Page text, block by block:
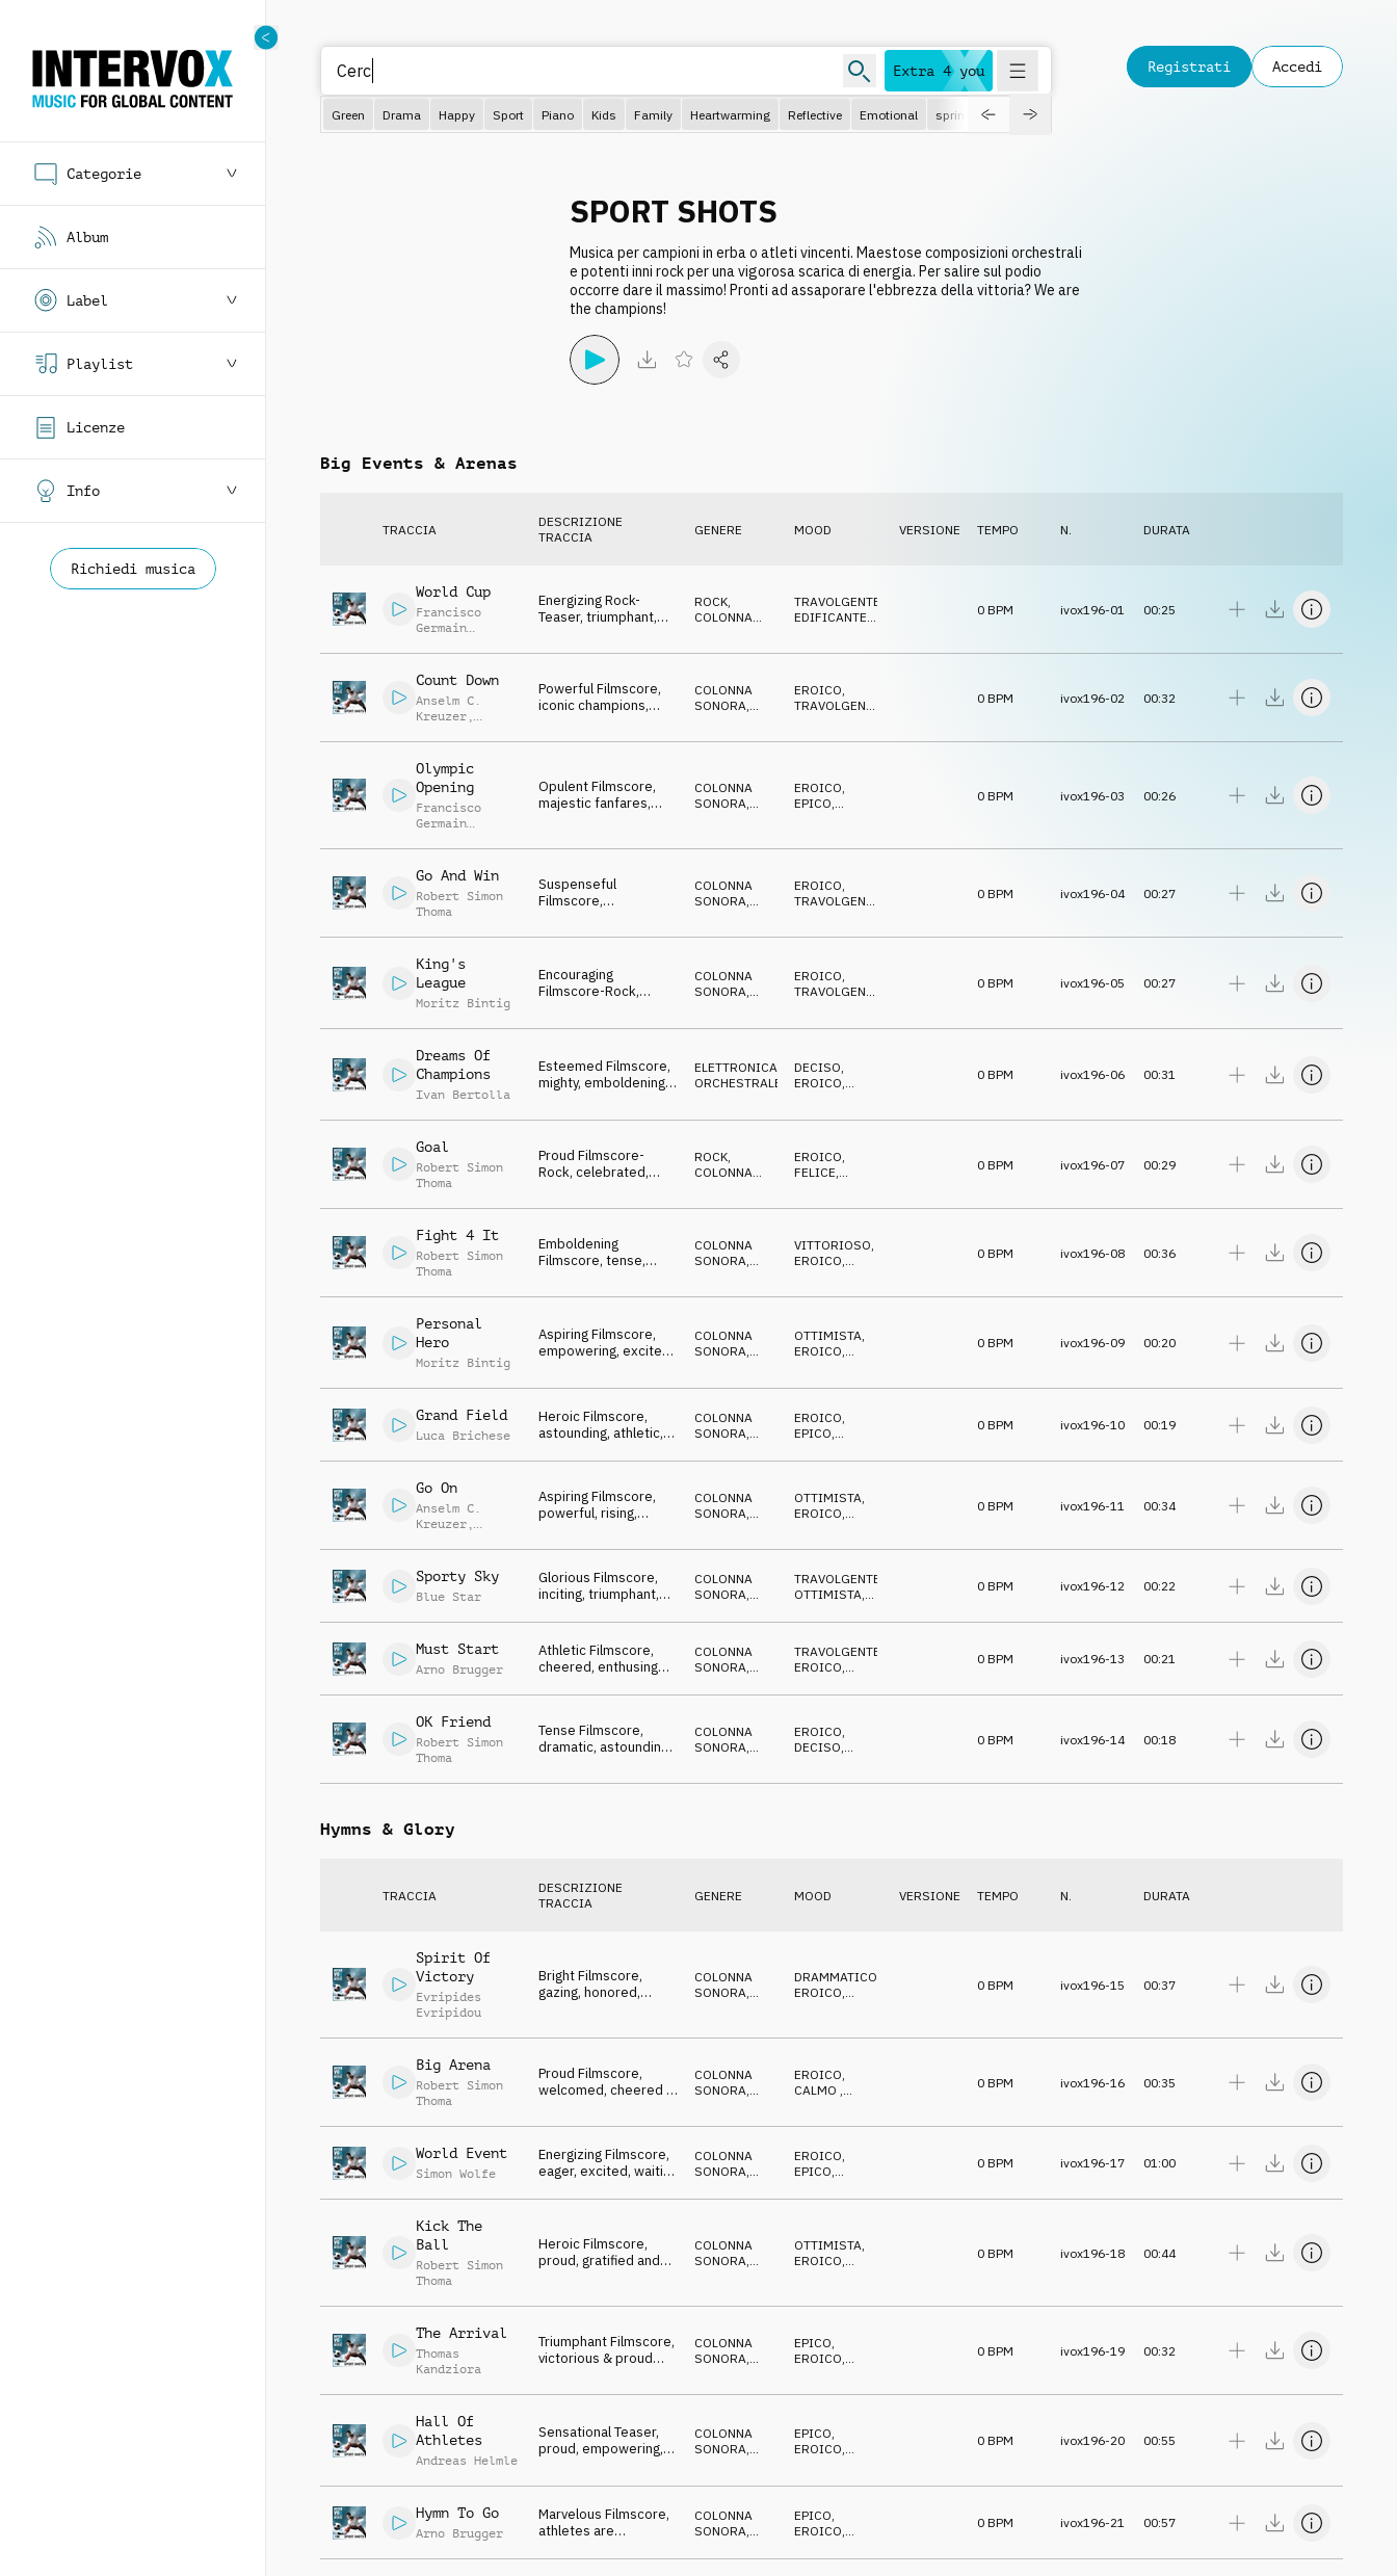
Categorie
Album
Label
Playlist
Licenze
Info
Richiedi musica
Extra 4 you
Cerca per g
Green Drama Happy Sport Piano Kids Family Heartwarming Reflective Emotional spring
Registrati Accedi
SPORT SHOTS
Musica per campioni in erba o atleti vincenti. Maestose composizioni orchestrali
e potenti inni rock per una vigorosa scarica di energia. Per salire sul podio
occorre dare il massimo! Pronti ad assaporare l'ebbrezza della vittoria? We are
the champions!
Big Events & Arenas
TRACCIA
DESCRIZIONE
TRACCIA
GENERE MOOD VERSIONE TEMPO N. DURATA
World Cup
Francisco
Germain
Energizing Rock-
Teaser, triumphant,
ROCK,
COLONNA
TRAVOLGENTE
EDIFICANTE,
0 BPM ivox196-01 00:25
Count Down
Anselm C.
Kreuzer ,
Powerful Filmscore,
iconic champions,
COLONNA
SONORA,
EROICO,
TRAVOLGENTE
0 BPM ivox196-02 00:32
Olympic
Opening
Francisco
Germain
Opulent Filmscore,
majestic fanfares,
COLONNA
SONORA,
EROICO,
EPICO,
0 BPM ivox196-03 00:26
Go And Win
Robert Simon
Thoma
Suspenseful
Filmscore,
racing & riding
COLONNA
SONORA,
EROICO,
TRAVOLGENTE
0 BPM ivox196-04 00:27
King's
League
Moritz Bintig
Encouraging
Filmscore-Rock,
proud, cheered
COLONNA
SONORA
EROICO
TRAVOLGENTE
0 BPM ivox196-05 00:27
Dreams Of
Champions
Ivan Bertolla
Esteemed Filmscore,
mighty, emboldening,
ELETTRONICA
ORCHESTRALE
DECISO
EROICO
0 BPM ivox196-06 00:31
Goal
Robert Simon
Thoma
Proud Filmscore-
Rock, celebrated,
triumphant
ROCK,
COLONNA
EROICO,
FELICE,
0 BPM ivox196-07 00:29
Fight 4 It
Robert Simon
Thoma
Emboldening
Filmscore, tense,
space program
COLONNA
SONORA,
VITTORIOSO,
EROICO,
0 BPM ivox196-08 00:36
Personal
Hero
Moritz Bintig
Aspiring Filmscore,
empowering, excited,
COLONNA
SONORA
OTTIMISTA
EROICO
0 BPM ivox196-09 00:20
Grand Field
Luca Brichese
Heroic Filmscore,
astounding, athletic,
COLONNA
SONORA
EROICO
EPICO
0 BPM ivox196-10 00:19
Go On
Anselm C.
Kreuzer ,
Aspiring Filmscore,
powerful, rising,
COLONNA
SONORA,
OTTIMISTA,
EROICO,
0 BPM ivox196-11 00:34
Sporty Sky
Blue Star
Glorious Filmscore,
inciting, triumphant,
COLONNA
SONORA
TRAVOLGENTE
OTTIMISTA
0 BPM ivox196-12 00:22
Must Start
Arno Brugger
Athletic Filmscore,
cheered, enthusing
COLONNA
SONORA
TRAVOLGENTE
EROICO
0 BPM ivox196-13 00:21
OK Friend
Robert Simon
Thoma
Tense Filmscore,
dramatic, astounding,
COLONNA
SONORA,
EROICO,
DECISO,
0 BPM ivox196-14 00:18
Hymns & Glory
TRACCIA
DESCRIZIONE
TRACCIA
GENERE MOOD VERSIONE TEMPO N. DURATA
Spirit Of
Victory
Evripides
Evripidou
Bright Filmscore,
gazing, honored,
COLONNA
SONORA,
DRAMMATICO
EROICO,
0 BPM ivox196-15 00:37
Big Arena
Robert Simon
Thoma
Proud Filmscore,
welcomed, cheered &
COLONNA
SONORA,
EROICO,
CALMO ,
0 BPM ivox196-16 00:35
World Event
Simon Wolfe
Energizing Filmscore,
eager, excited, waiting
COLONNA
SONORA
EROICO
EPICO
0 BPM ivox196-17 01:00
Kick The
Ball
Robert Simon
Thoma
Heroic Filmscore,
proud, gratified and
COLONNA
SONORA,
OTTIMISTA,
EROICO,
0 BPM ivox196-18 00:44
The Arrival
Thomas
Kandziora
Triumphant Filmscore,
victorious & proud
home
COLONNA
SONORA,
EPICO,
EROICO,
0 BPM ivox196-19 00:32
Hall Of
Athletes
Andreas Helmle
Sensational Teaser,
proud, empowering,
shots
COLONNA
SONORA
EPICO
EROICO
0 BPM ivox196-20 00:55
Hymn To Go
Arno Brugger
Marvelous Filmscore,
athletes are
parade
COLONNA
SONORA
EPICO
EROICO
0 BPM ivox196-21 00:57